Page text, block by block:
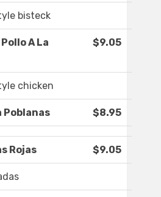
bisteck
A La
$9.05
chicken
Poblanas $8.95
Rojas $9.05